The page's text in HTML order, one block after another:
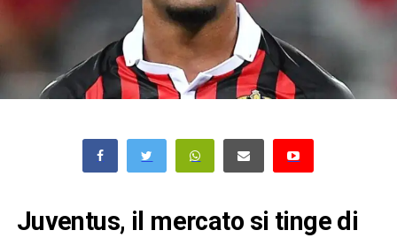
Juventus, il mercato si tinge di